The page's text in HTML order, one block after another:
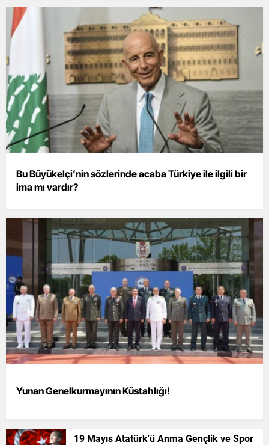
Bu Büyükelçi’nin sözlerinde acaba Türkiye ile ilgili bir
ima mı vardır?
Yunan Genelkurmayının Küstahlığı!
19 Mayıs Atatürk'ü Anma Gençlik ve Spor